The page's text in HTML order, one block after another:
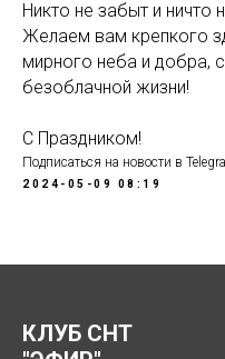
Никто не забыт и ничто
Желаем вам крепкого
мирного неба и добра,
безоблачной жизни!
С Праздником!
Подписаться на новости в
2024-05-09 08:19
КЛУБ СНТ